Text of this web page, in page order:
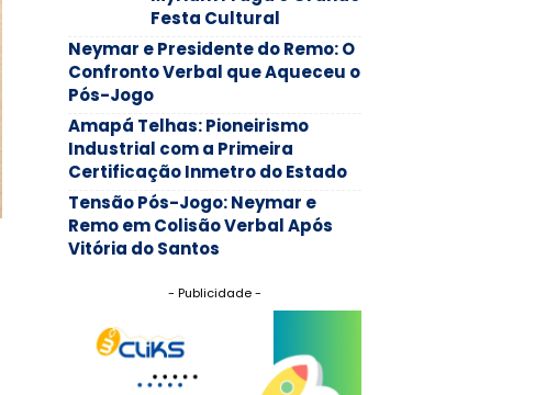
Festa Cultural
Neymar e Presidente do Remo: O
Confronto Verbal que Aqueceu o
Pós-Jogo
Amapá Telhas: Pioneirismo
Industrial com a Primeira
Certificação Inmetro do Estado
Tensão Pós-Jogo: Neymar e
Remo em Colisão Verbal Após
Vitória do Santos
- Publicidade -